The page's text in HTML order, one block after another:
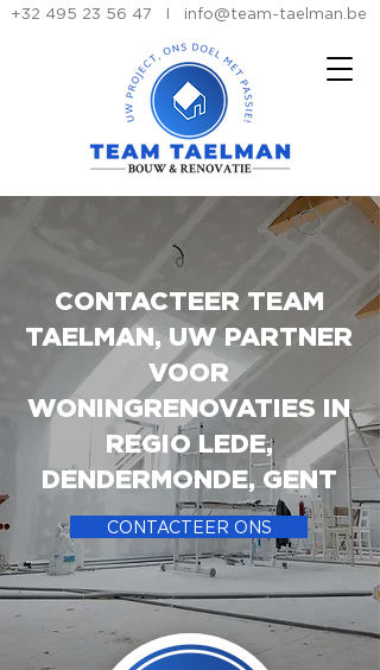
+32 495 23 56 47 I info@team-taelman.be
CONTACTEER TEAM
TAELMAN, UW PARTNER
VOOR
WONINGRENOVATIES IN
REGIO LEDE,
DENDERMONDE, GENT
CONTACTEER ONS